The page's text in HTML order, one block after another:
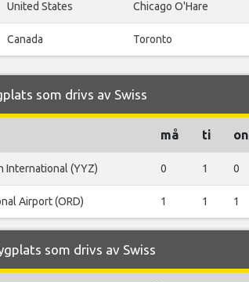
United States Chicago O'Hare
Canada Toronto
som drivs av Swiss
må ti on
International (YYZ) 0 1 0
Airport (ORD) 1 1 1
som drivs av Swiss